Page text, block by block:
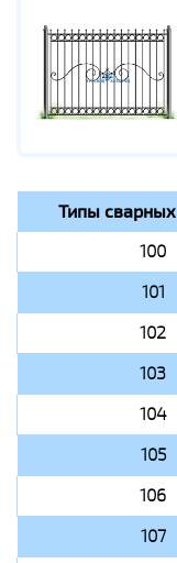
Типы
100
101
102
103
104
105
106
107